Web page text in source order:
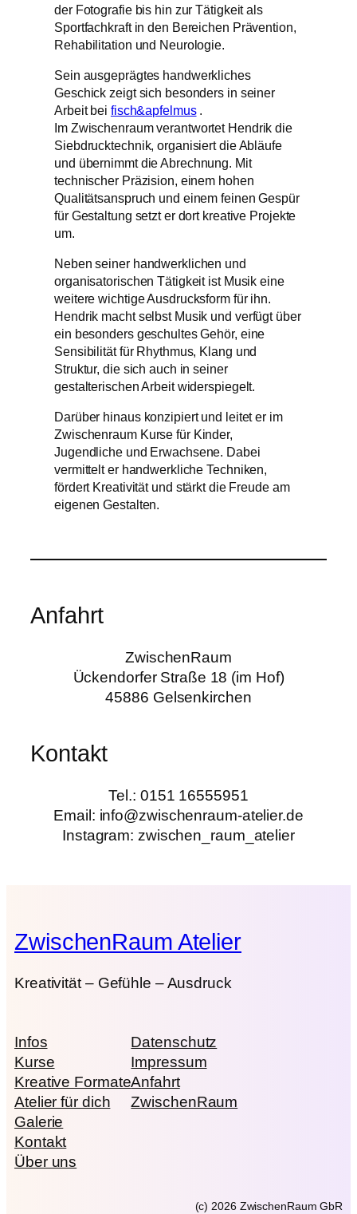
der Fotografie bis hin zur Tätigkeit als
Sportfachkraft in den Bereichen Prävention,
Rehabilitation und Neurologie.
Sein ausgeprägtes handwerkliches
Geschick zeigt sich besonders in seiner
Arbeit bei fisch&apfelmus.
Im Zwischenraum verantwortet Hendrik die
Siebdrucktechnik, organisiert die Abläufe
und übernimmt die Abrechnung. Mit
technischer Präzision, einem hohen
Qualitätsanspruch und einem feinen Gespür
für Gestaltung setzt er dort kreative Projekte
um.
Neben seiner handwerklichen und
organisatorischen Tätigkeit ist Musik eine
weitere wichtige Ausdrucksform für ihn.
Hendrik macht selbst Musik und verfügt über
ein besonders geschultes Gehör, eine
Sensibilität für Rhythmus, Klang und
Struktur, die sich auch in seiner
gestalterischen Arbeit widerspiegelt.
Darüber hinaus konzipiert und leitet er im
Zwischenraum Kurse für Kinder,
Jugendliche und Erwachsene. Dabei
vermittelt er handwerkliche Techniken,
fördert Kreativität und stärkt die Freude am
eigenen Gestalten.
Anfahrt
ZwischenRaum
Ückendorfer Straße 18 (im Hof)
45886 Gelsenkirchen
Kontakt
Tel.: 0151 16555951
Email: info@zwischenraum-atelier.de
Instagram: zwischen_raum_atelier
ZwischenRaum Atelier
Kreativität – Gefühle – Ausdruck
Infos
Kurse
Kreative Formate
Atelier für dich
Galerie
Kontakt
Über uns
Datenschutz
Impressum
Anfahrt
ZwischenRaum
(c) 2026 ZwischenRaum GbR